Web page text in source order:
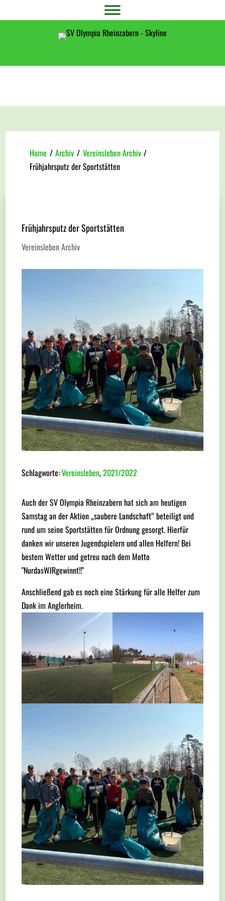
Home / Archiv / Vereinsleben Archiv /
Frühjahrsputz der Sportstätten
Frühjahrsputz der Sportstätten
Vereinsleben Archiv
Schlagworte:Vereinsleben,2021/2022
Auch der SV Olympia Rheinzabern hat sich am heutigen
Samstag an der Aktion „saubere Landschaft“ beteiligt und
rund um seine Sportstätten für Ordnung gesorgt. Hierfür
danken wir unseren Jugendspielern und allen Helfern! Bei
bestem Wetter und getreu nach dem Motto
"NurdasWIRgewinnt!!"
Anschließend gab es noch eine Stärkung für alle Helfer zum
Dank im Anglerheim.